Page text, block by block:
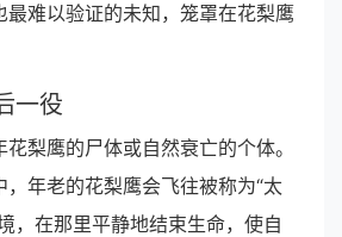
最难以验证的未知，笼罩在花梨鹰
一役
梨鹰的尸体或自然衰亡的个体。
，年老的花梨鹰会飞往被称为“太
，在那里平静地结束生命，使自